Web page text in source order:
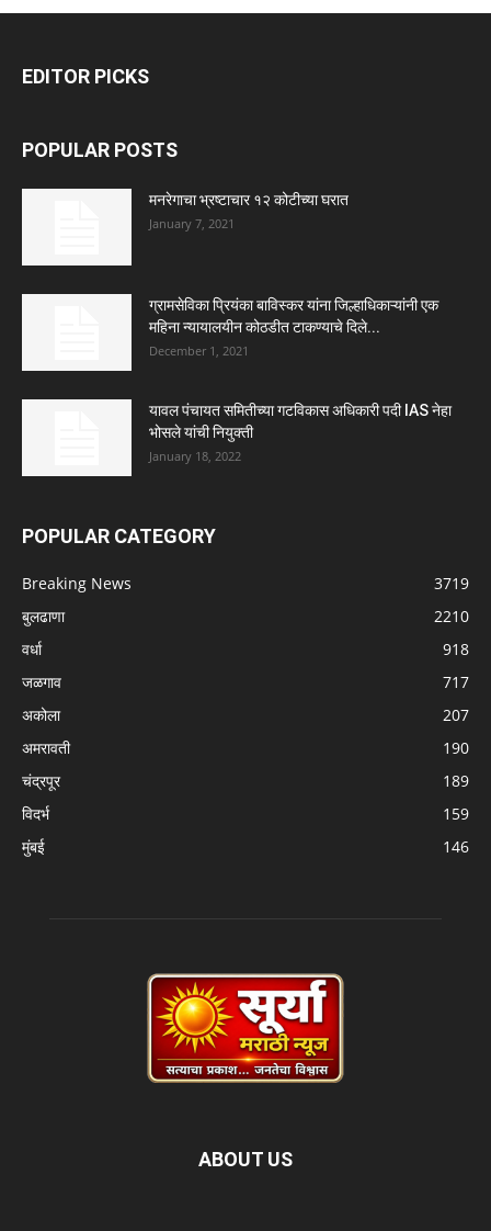
EDITOR PICKS
POPULAR POSTS
मनरेगाचा भ्रष्टाचार १२ कोटीच्या घरात
January 7, 2021
ग्रामसेविका प्रियंका बाविस्कर यांना जिल्हाधिकाऱ्यांनी एक
महिना न्यायालयीन कोठडीत टाकण्याचे दिले...
December 1, 2021
यावल पंचायत समितीच्या गटविकास अधिकारी पदी IAS नेहा
भोसले यांची नियुक्ती
January 18, 2022
POPULAR CATEGORY
Breaking News
3719
बुलढाणा
2210
वर्धा
918
जळगाव
717
अकोला
207
अमरावती
190
चंद्रपूर
189
विदर्भ
159
मुंबई
146
ABOUT US